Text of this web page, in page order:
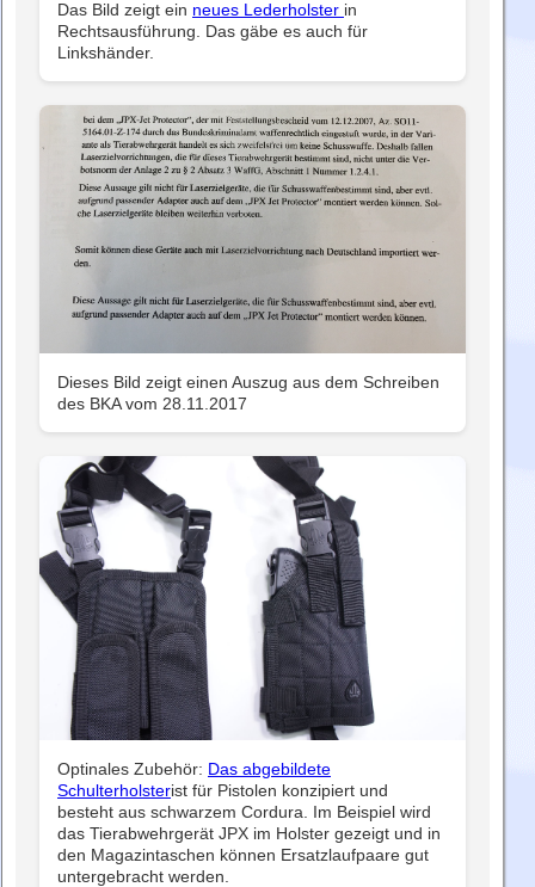
Das Bild zeigt ein neues Lederholster in
Rechtsausführung. Das gäbe es auch für
Linkshänder.
Dieses Bild zeigt einen Auszug aus dem Schreiben
des BKA vom 28.11.2017
Optinales Zubehör: Das abgebildete
Schulterholsterist für Pistolen konzipiert und
besteht aus schwarzem Cordura. Im Beispiel wird
das Tierabwehrgerät JPX im Holster gezeigt und in
den Magazintaschen können Ersatzlaufpaare gut
untergebracht werden.